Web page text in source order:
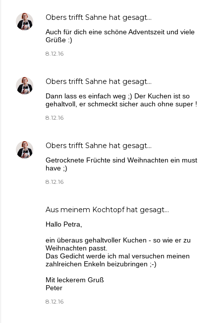
Obers trifft Sahne hat gesagt…
Auch für dich eine schöne Adventszeit und viele
Grüße :)
8.12.16
Obers trifft Sahne hat gesagt…
Dann lass es einfach weg ;) Der Kuchen ist so
gehaltvoll, er schmeckt sicher auch ohne super !
8.12.16
Obers trifft Sahne hat gesagt…
Getrocknete Früchte sind Weihnachten ein must
have ;)
8.12.16
Aus meinem Kochtopfhat gesagt…
Hallo Petra,
ein überaus gehaltvoller Kuchen - so wie er zu
Weihnachten passt.
Das Gedicht werde ich mal versuchen meinen
zahlreichen Enkeln beizubringen ;-)
Mit leckerem Gruß
Peter
8.12.16